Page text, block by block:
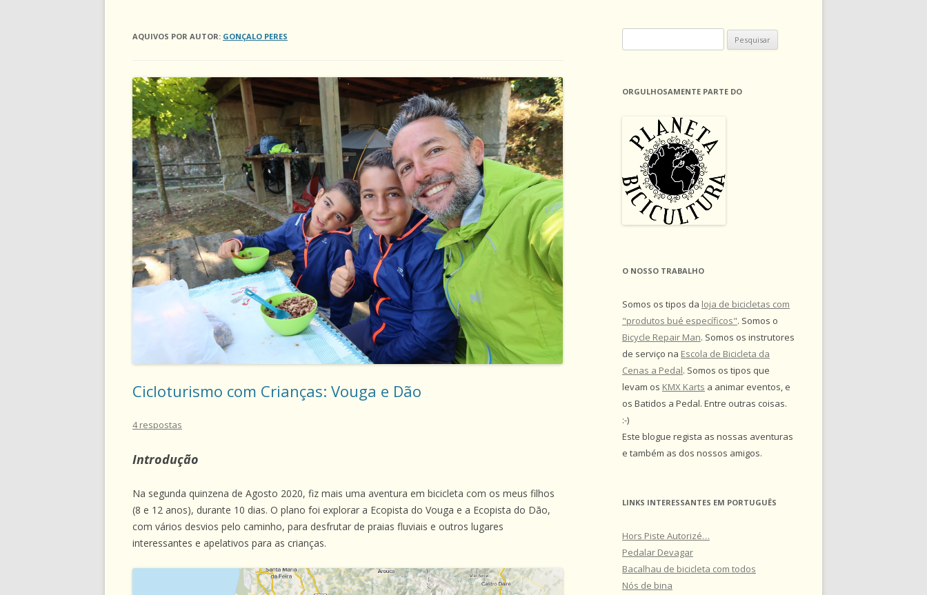
AQUIVOS POR AUTOR: GONÇALO PERES
Cicloturismo com Crianças: Vouga e Dão
4 respostas
Introdução
Na segunda quinzena de Agosto 2020, fiz mais uma aventura em bicicleta com os meus filhos
(8 e 12 anos), durante 10 dias. O plano foi explorar a Ecopista do Vouga e a Ecopista do Dão,
com vários desvios pelo caminho, para desfrutar de praias fluviais e outros lugares
interessantes e apelativos para as crianças.
por:
ORGULHOSAMENTE PARTE DO
O NOSSO TRABALHO
Somos os tipos da loja de bicicletas com
"produtos bué específicos". Somos o
Bicycle Repair Man. Somos os instrutores
de serviço na Escola de Bicicleta da
Cenas a Pedal. Somos os tipos que
levam os KMX Karts a animar eventos, e
os Batidos a Pedal. Entre outras coisas.
:-)
Este blogue regista as nossas aventuras
e também as dos nossos amigos.
LINKS INTERESSANTES EM PORTUGUÊS
Hors Piste Autorizé…
Pedalar Devagar
Bacalhau de bicicleta com todos
Nós de bina